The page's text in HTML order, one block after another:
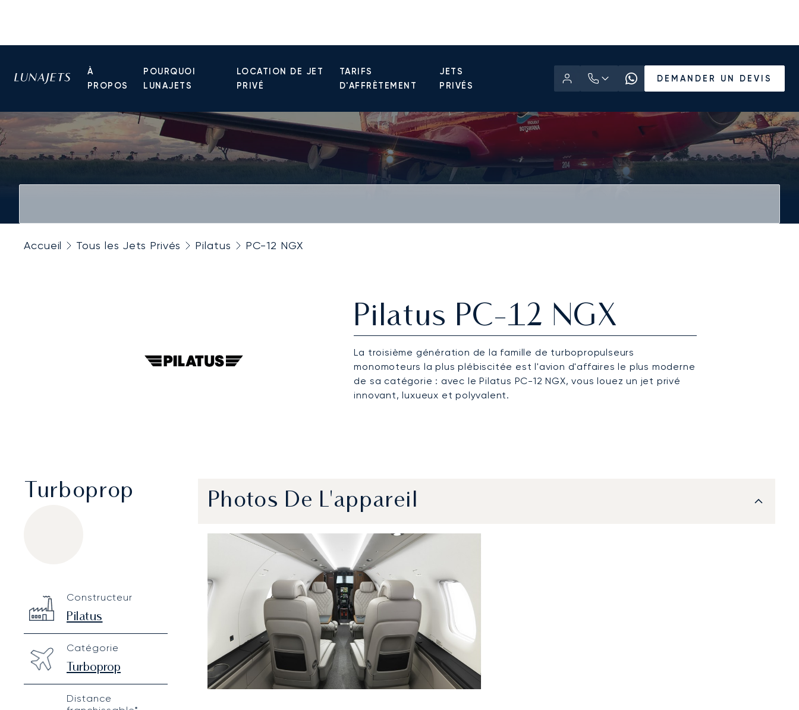
À
PROPOS
POURQUOI
LUNAJETS
LOCATION DE JET
PRIVÉ
TARIFS
D'AFFRÈTEMENT
JETS
PRIVÉS
DEMANDER UN DEVIS
Accueil Tous les Jets Privés Pilatus PC-12 NGX
Pilatus PC-12 NGX
La troisième génération de la famille de turbopropulseurs
monomoteurs la plus plébiscitée est l'avion d'affaires le plus moderne
de sa catégorie : avec le Pilatus PC-12 NGX, vous louez un jet privé
innovant, luxueux et polyvalent.
Turboprop
Technical specifications
Constructeur
Pilatus
Catégorie
Turboprop
Distance
Photos De L'appareil